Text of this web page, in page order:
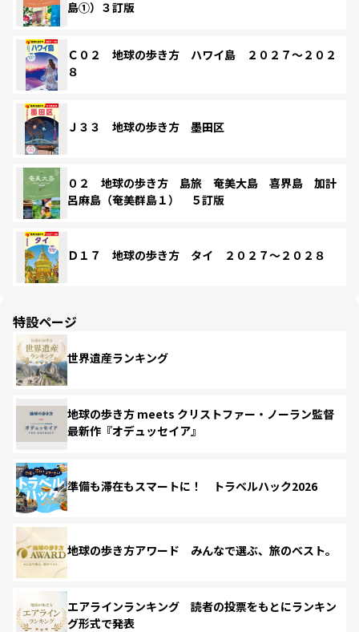
島①）３訂版
Ｃ０２ 地球の歩き方 ハワイ島 ２０２７～２０２
８
Ｊ３３ 地球の歩き方 墨田区
０２ 地球の歩き方 島旅 奄美大島 喜界島 加計
呂麻島（奄美群島１） ５訂版
Ｄ１７ 地球の歩き方 タイ ２０２７～２０２８
特設ページ
世界遺産ランキング
地球の歩き方 meets クリストファー・ノーラン監督
最新作『オデュッセイア』
準備も滞在もスマートに！ トラベルハック2026
地球の歩き方アワード みんなで選ぶ、旅のベスト。
エアラインランキング 読者の投票をもとにランキン
グ形式で発表